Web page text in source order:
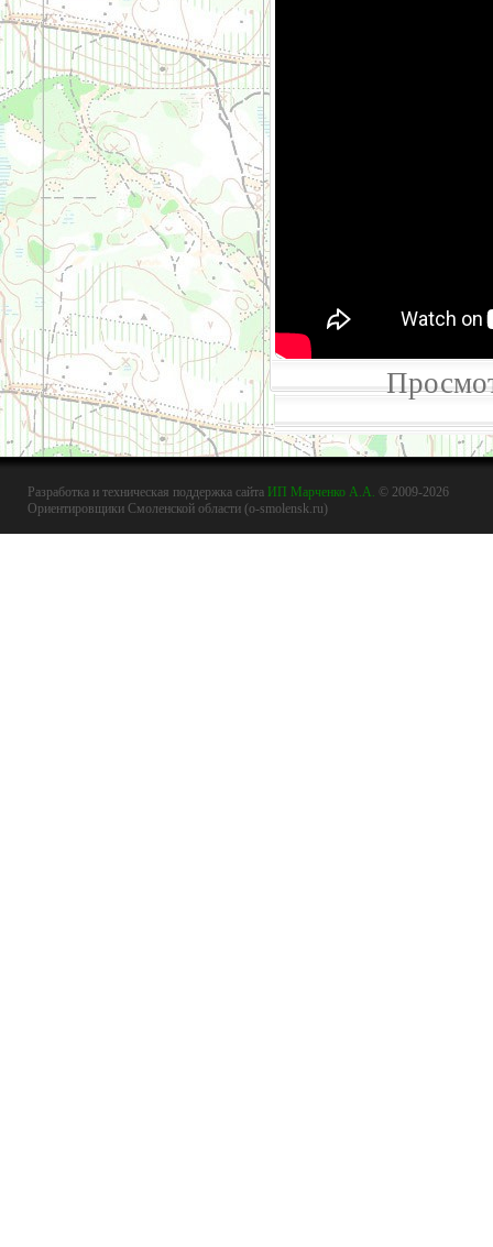
Разработка и техническая поддержка сайта ИП Марченко А.А. © 2009-2026
Ориентировщики Смоленской области (o-smolensk.ru)